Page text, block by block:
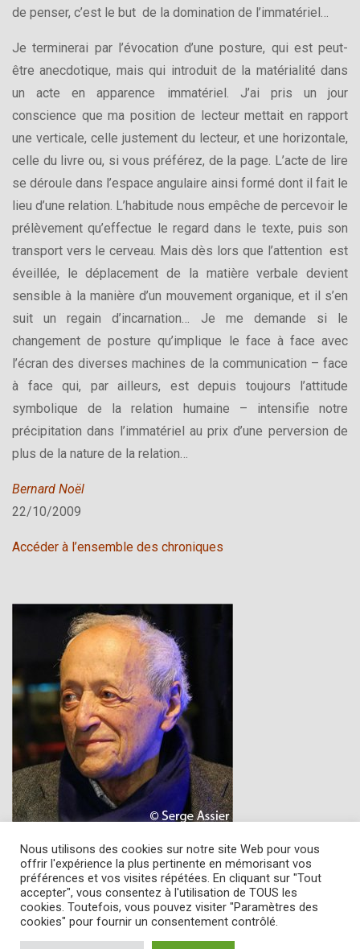
de penser, c’est le but de la domination de l’immatériel…
Je terminerai par l’évocation d’une posture, qui est peut-
être anecdotique, mais qui introduit de la matérialité dans
un acte en apparence immatériel. J’ai pris un jour
conscience que ma position de lecteur mettait en rapport
une verticale, celle justement du lecteur, et une horizontale,
celle du livre ou, si vous préférez, de la page. L’acte de lire
se déroule dans l’espace angulaire ainsi formé dont il fait le
lieu d’une relation. L’habitude nous empêche de percevoir le
prélèvement qu’effectue le regard dans le texte, puis son
transport vers le cerveau. Mais dès lors que l’attention est
éveillée, le déplacement de la matière verbale devient
sensible à la manière d’un mouvement organique, et il s’en
suit un regain d’incarnation… Je me demande si le
changement de posture qu’implique le face à face avec
l’écran des diverses machines de la communication – face
à face qui, par ailleurs, est depuis toujours l’attitude
symbolique de la relation humaine – intensifie notre
précipitation dans l’immatériel au prix d’une perversion de
plus de la nature de la relation…
Bernard Noël
22/10/2009
Accéder à l’ensemble des chroniques
Copyright © 2022L' Amourier éditions
Cookie Policy-Privacy Policy-Mentions légales
Conditions générales de vente
Nous utilisons des cookies sur notre site Web pour vous
offrir l'expérience la plus pertinente en mémorisant vos
préférences et vos visites répétées. En cliquant sur "Tout
accepter", vous consentez à l'utilisation de TOUS les
cookies. Toutefois, vous pouvez visiter "Paramètres des
cookies" pour fournir un consentement contrôlé.